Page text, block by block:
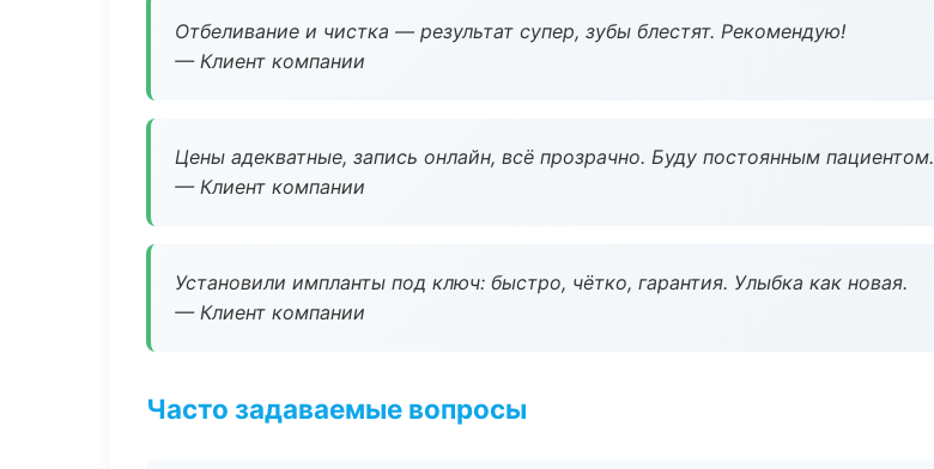
Отбеливание и чистка — результат супер, зубы блестят. Рекомендую!
— Клиент компании
Цены адекватные, запись онлайн, всё прозрачно. Буду постоянным пациентом.
— Клиент компании
Установили импланты под ключ: быстро, чётко, гарантия. Улыбка как новая.
— Клиент компании
Часто задаваемые вопросы